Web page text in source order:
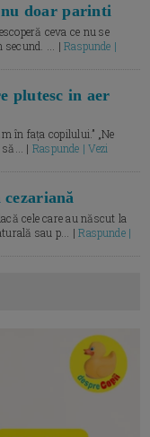
doar parinti
ceva ce nu se
secund. ... |Raspunde |
plutesc in aer
în fața copilului.” „Ne
| Raspunde | Vezi
cele care au născut la
sau p... |Raspunde |